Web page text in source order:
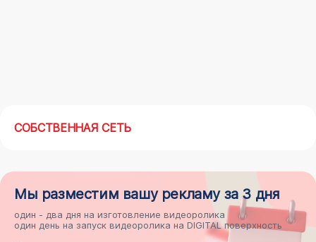
СОБСТВЕННАЯ СЕТЬ
Мы разместим вашу рекламуза 3 дня
один - два дня на изготовление видеоролика
один день на запуск видеоролика на DIGITAL поверхность